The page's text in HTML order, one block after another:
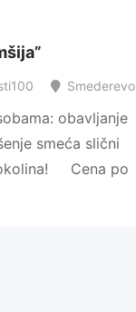
Smederevo
obavljanje
smeća slični
Cena po